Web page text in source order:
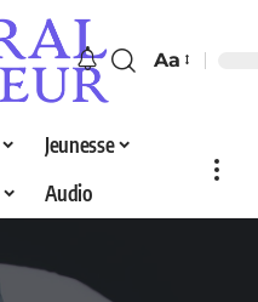
Aa
Jeunesse
Audio